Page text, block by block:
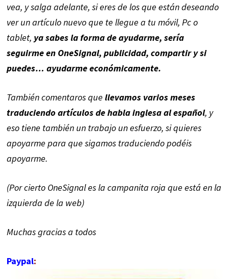
vea, y salga adelante, si eres de los que están deseando
ver un artículo nuevo que te llegue a tu móvil, Pc o
tablet, ya sabes la forma de ayudarme, sería
seguirme en OneSignal, publicidad, compartir y si
puedes… ayudarme económicamente.
También comentaros que llevamos varios meses
traduciendo artículos de habla inglesa al español, y
eso tiene también un trabajo un esfuerzo, si quieres
apoyarme para que sigamos traduciendo podéis
apoyarme.
(Por cierto OneSignal es la campanita roja que está en la
izquierda de la web)
Muchas gracias a todos
Paypal: